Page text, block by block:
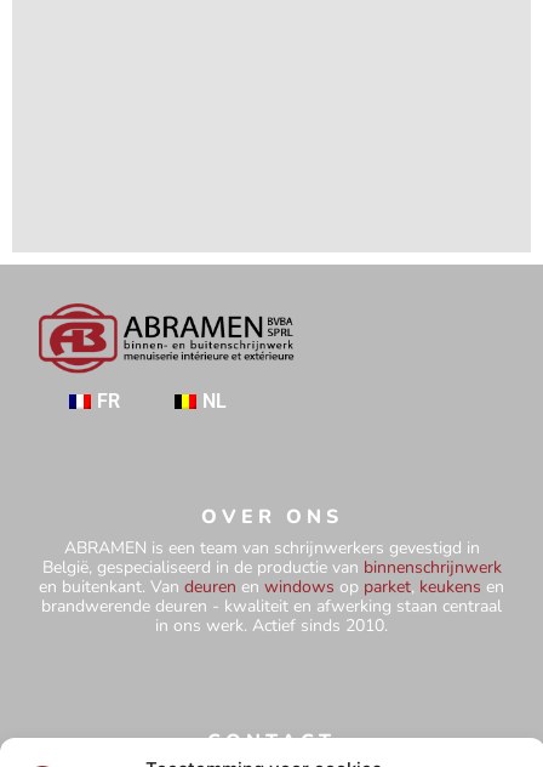
FR NL
OVER ONS
ABRAMEN is een team van schrijnwerkers gevestigd in
België, gespecialiseerd in de productie van binnenschrijnwerk
en buitenkant. Van deuren en windows op parket, keukens en
brandwerende deuren - kwaliteit en afwerking staan centraal
in ons werk. Actief sinds 2010.
CONTACT